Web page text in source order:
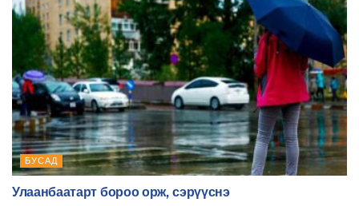
БУСАД
Улаанбаатарт бороо орж, сэрүүснэ